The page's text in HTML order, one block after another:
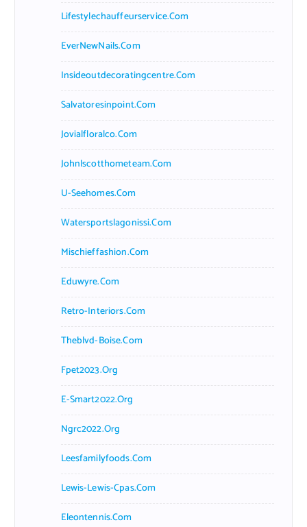
Lifestylechauffeurservice.com
EverNewNails.com
Insideoutdecoratingcentre.com
Salvatoresinpoint.com
Jovialfloralco.com
Johnlscotthometeam.com
U-Seehomes.com
Watersportslagonissi.com
Mischieffashion.com
Eduwyre.com
Retro-Interiors.com
Theblvd-Boise.com
Fpet2023.org
E-Smart2022.org
Ngrc2022.org
Leesfamilyfoods.com
Lewis-Lewis-Cpas.com
Eleontennis.com